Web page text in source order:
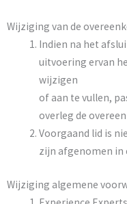
Wijziging van de
Indien na het
uitvoering ervan
wijzigen
of aan te vullen,
overleg de
Voorgaand lid is
zijn afgenomen in
Wijziging algemene